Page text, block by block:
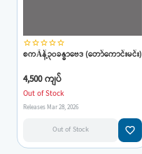
star_borderstar_borderstar_borderstar_borderstar_border
စကÃန့်၃၀ခန္ဓာဗေဒ (တော်ကောင်းမင်း)
4,500 ကျပ်
Out of Stock
Releases Mar 28, 2026
Out of Stock favorite_border